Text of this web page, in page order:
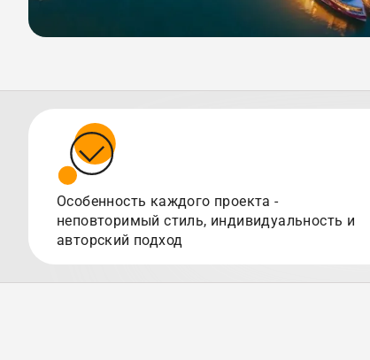
Особенность каждого проекта -
неповторимый стиль, индивидуальность и
авторский подход